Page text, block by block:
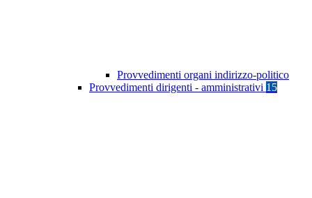
Provvedimenti organi indirizzo-politico
Provvedimenti dirigenti - amministrativi 15